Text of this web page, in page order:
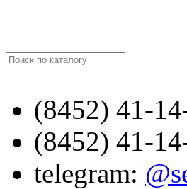
(8452) 41-
(8452) 41-
telegram: